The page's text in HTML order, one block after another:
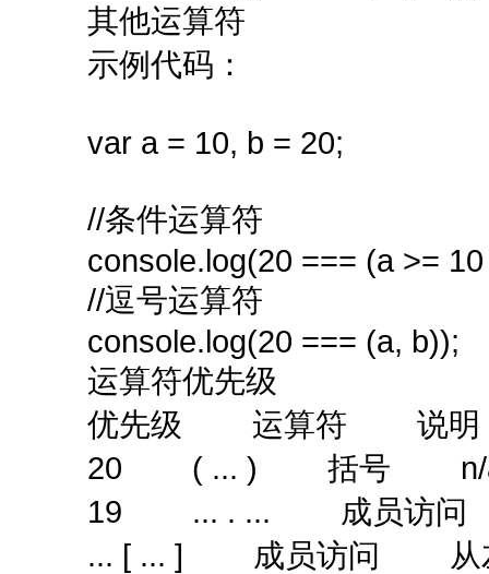
其他运算符
示例代码：
var a = 10, b = 20;
//条件运算符
console.log(20 === (a >=
//逗号运算符
console.log(20 === (a, b));
运算符优先级
优先级 运算符 说
20 ( ... ) 括号 n/
19 ... . ... 成员访问
... [ ... ] 成员访问 从